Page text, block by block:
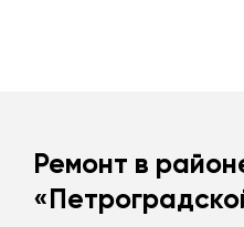
Ремонт в